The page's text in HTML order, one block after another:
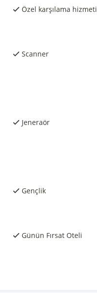
Özel karşılama hizmeti
Scanner
Jeneraör
Gençlik
Günün Fırsat Oteli